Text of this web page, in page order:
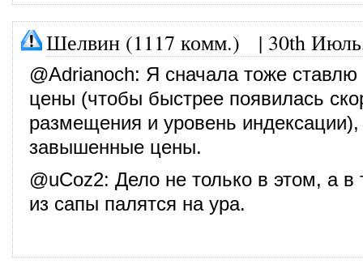
Шелвин (1117 комм.) | 30th
@Adrianoch: Я сначала тоже ставлю
цены (чтобы быстрее появилась
размещения и уровень
завышенные цены.
@uCoz2: Дело не только в этом, а в
из сапы палятся на ура.